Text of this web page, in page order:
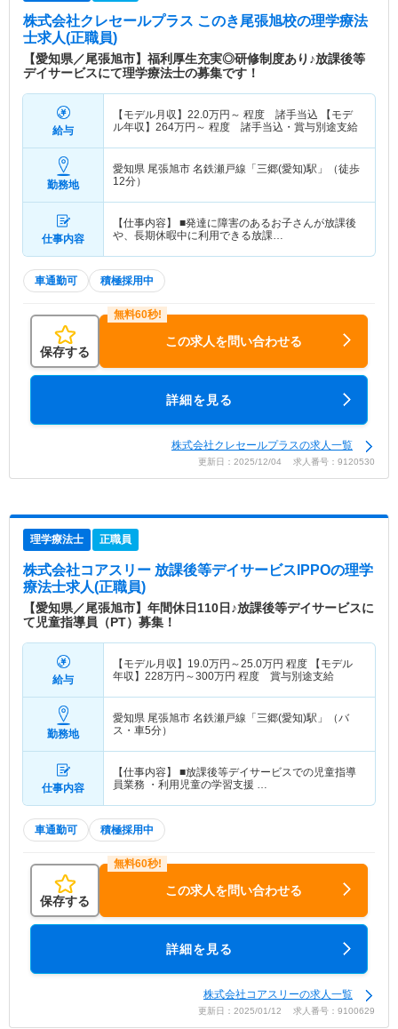
株式会社クレセールプラス このき尾張旭校の理学療法
士求人(正職員)
【愛知県／尾張旭市】福利厚生充実◎研修制度あり♪放課後等
デイサービスにて理学療法士の募集です！
給与
【モデル月収】 22.0万円～ 程度 諸手当込 【モデ
ル年収】 264万円～ 程度 諸手当込・賞与別途支給
勤務地
愛知県 尾張旭市 名鉄瀬戸線「三郷(愛知)駅」（徒歩
12分）
仕事内容
【仕事内容】 ■発達に障害のあるお子さんが放課後
や、長期休暇中に利用できる放課…
車通勤可 積極採用中
保存する
この求人を問い合わせる
詳細を見る
株式会社クレセールプラスの求人一覧
更新日：2025/12/04 求人番号：9120530
理学療法士 正職員
株式会社コアスリー 放課後等デイサービスIPPOの理学
療法士求人(正職員)
【愛知県／尾張旭市】年間休日110日♪放課後等デイサービスに
て児童指導員（PT）募集！
給与
【モデル月収】 19.0万円～25.0万円 程度 【モデル
年収】 228万円～300万円 程度 賞与別途支給
勤務地
愛知県 尾張旭市 名鉄瀬戸線「三郷(愛知)駅」（バ
ス・車5分）
仕事内容
【仕事内容】 ■放課後等デイサービスでの児童指導
員業務 ・利用児童の学習支援 …
車通勤可 積極採用中
保存する
この求人を問い合わせる
詳細を見る
株式会社コアスリーの求人一覧
更新日：2025/01/12 求人番号：9100629